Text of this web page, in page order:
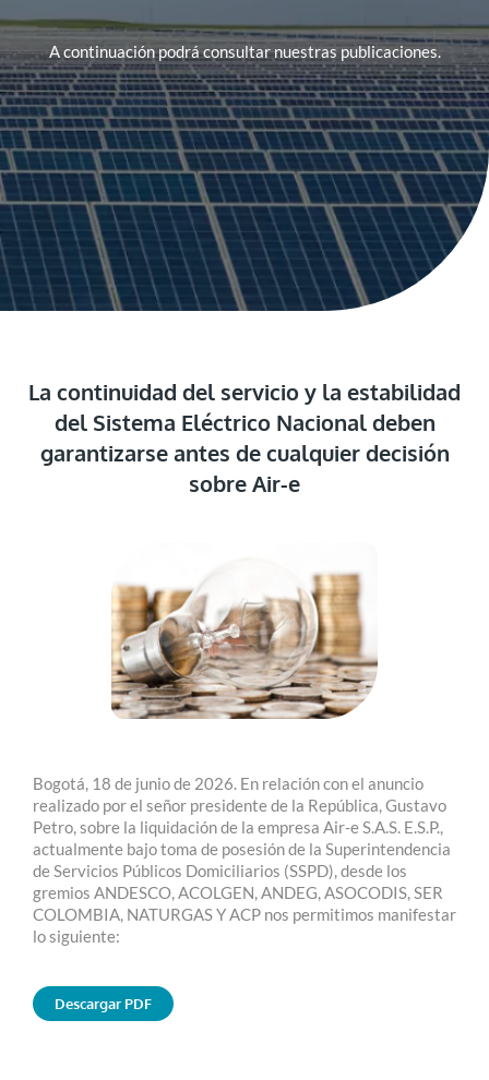
A continuación podrá consultar nuestras publicaciones.
La continuidad del servicio y la estabilidad
del Sistema Eléctrico Nacional deben
garantizarse antes de cualquier decisión
sobre Air-e
Bogotá, 18 de junio de 2026. En relación con el anuncio
realizado por el señor presidente de la República, Gustavo
Petro, sobre la liquidación de la empresa Air-e S.A.S. E.S.P.,
actualmente bajo toma de posesión de la Superintendencia
de Servicios Públicos Domiciliarios (SSPD), desde los
gremios ANDESCO, ACOLGEN, ANDEG, ASOCODIS, SER
COLOMBIA, NATURGAS Y ACP nos permitimos manifestar
lo siguiente:
Descargar PDF